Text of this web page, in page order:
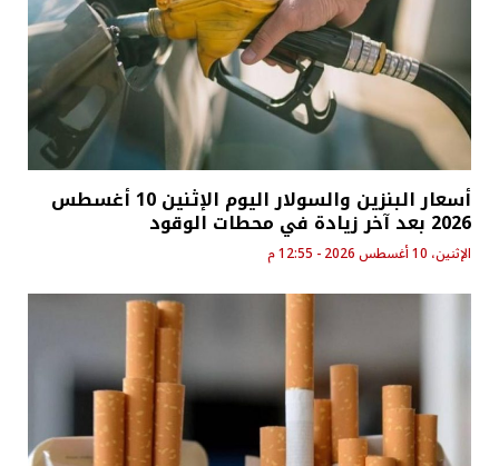
أسعار البنزين والسولار اليوم الإثنين 10 أغسطس
2026 بعد آخر زيادة في محطات الوقود
الإثنين، 10 أغسطس 2026 - 12:55 م